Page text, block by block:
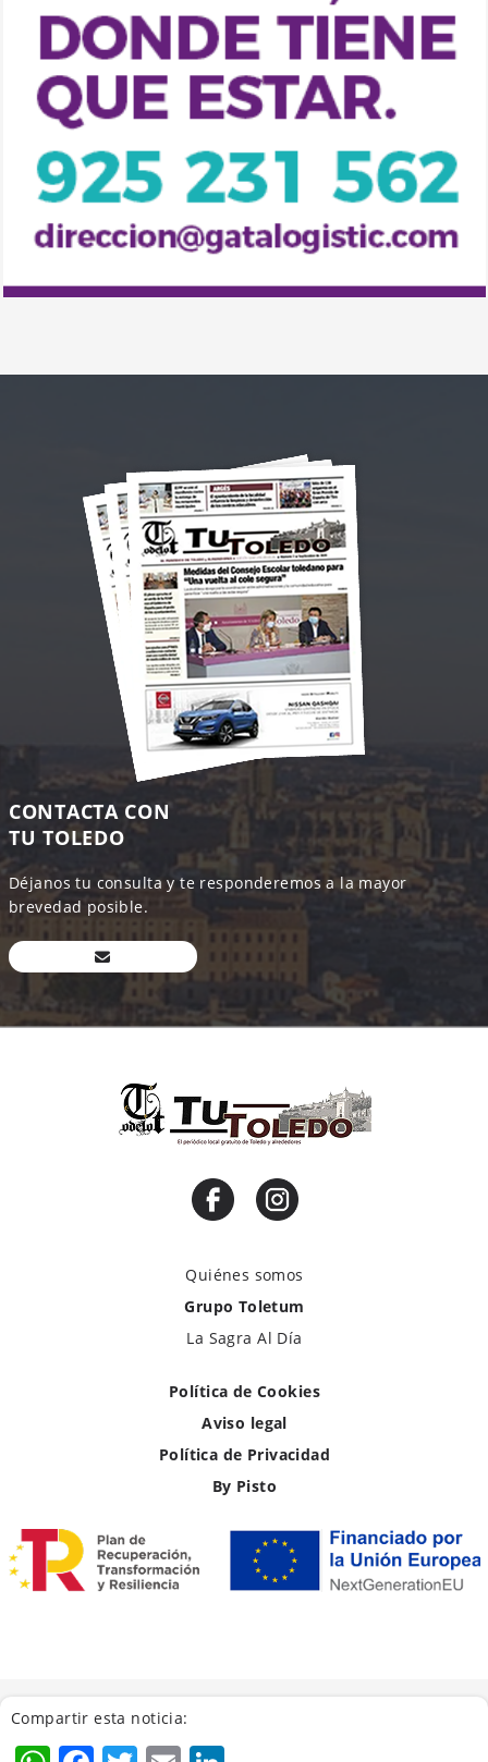
CONTACTA CON
TU TOLEDO
Déjanos tu consulta y te responderemos a la mayor
brevedad posible.
Quiénes somos
Grupo Toletum
La Sagra Al Día
Política de Cookies
Aviso legal
Política de Privacidad
By Pisto
Compartir esta noticia: